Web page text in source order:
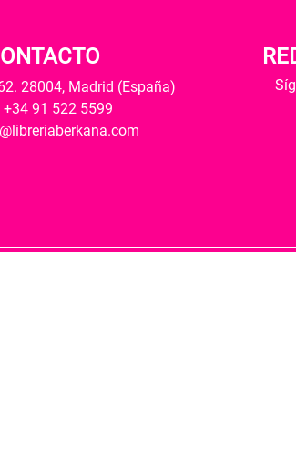
28004, Madrid (España)
+34 91 522 5599